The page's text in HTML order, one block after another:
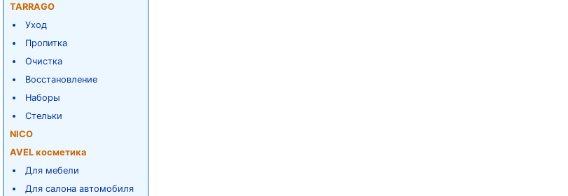
TARRAGO
Уход
Пропитка
Очистка
Восстановление
Наборы
Стельки
NICO
AVEL косметика
Для мебели
Для салона автомобиля